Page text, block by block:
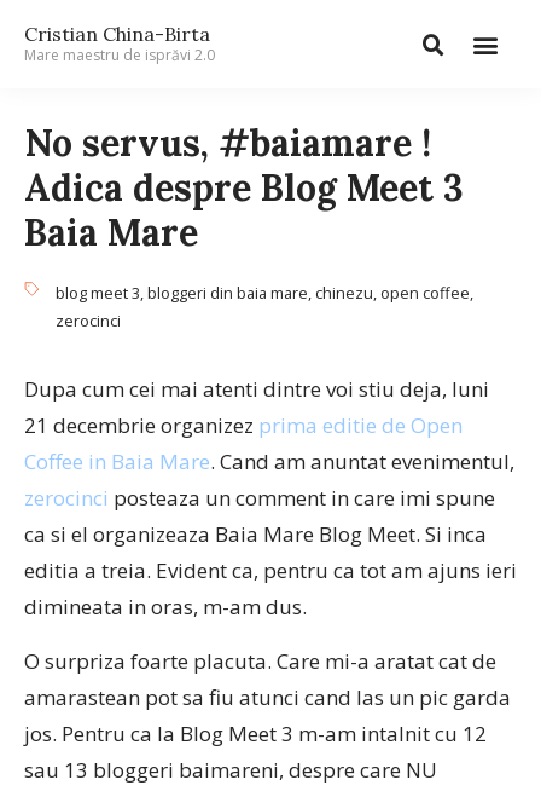
Cristian China-Birta
Mare maestru de isprăvi 2.0
No servus, #baiamare !
Adica despre Blog Meet 3
Baia Mare
blog meet 3,bloggeri din baia mare, chinezu, open coffee,
zerocinci
Dupa cum cei mai atenti dintre voi stiu deja, luni
21 decembrie organizez prima editie de Open
Coffee in Baia Mare. Cand am anuntat evenimentul,
zerocinci posteaza un comment in care imi spune
ca si el organizeaza Baia Mare Blog Meet. Si inca
editia a treia. Evident ca, pentru ca tot am ajuns ieri
dimineata in oras, m-am dus.
O surpriza foarte placuta. Care mi-a aratat cat de
amarastean pot sa fiu atunci cand las un pic garda
jos. Pentru ca la Blog Meet 3 m-am intalnit cu 12
sau 13 bloggeri baimareni, despre care NU